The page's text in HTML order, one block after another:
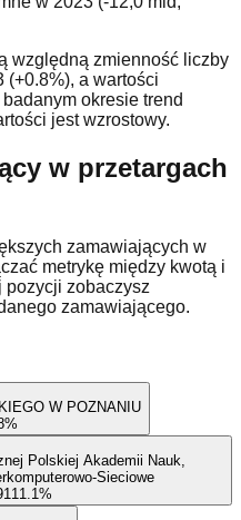
względną zmienność liczby
(+0.8%), a wartości
okresie trend
jest wzrostowy.
w przetargach
zamawiających w
metrykę między kwotą i
zobaczysz
zamawiającego.
W POZNANIU
%
Polskiej Akademii Nauk,
Sieciowe
11.1 %